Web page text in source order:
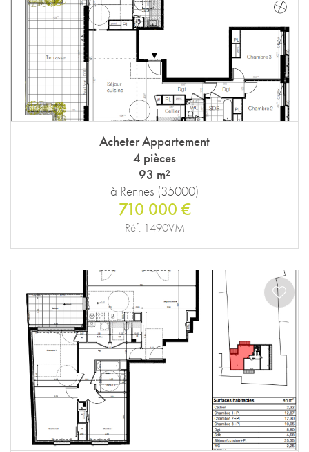
Acheter Appartement
4 pièces
93 m²
à Rennes (35000)
710 000 €
Réf. 1490VM